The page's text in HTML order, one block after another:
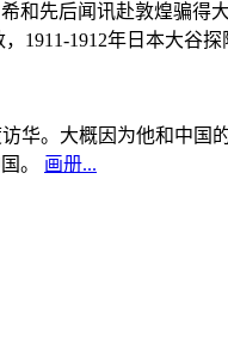
和先后闻讯赴敦煌骗
1912年日本大谷
华。大概因为他和中
。 画册...